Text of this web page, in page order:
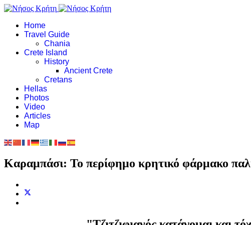
Home
Travel Guide
Chania
Crete Island
History
Ancient Crete
Cretans
Hellas
Photos
Video
Articles
Map
Καραμπάσι: Το περίφημο κρητικό φάρμακο